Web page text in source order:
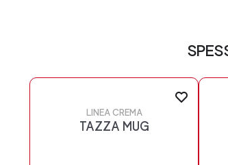
LINEA CREMA
TAZZA MUG